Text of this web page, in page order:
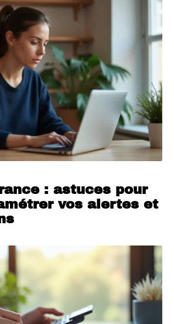
: astuces pour
vos alertes et